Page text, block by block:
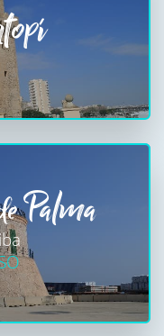
Palma